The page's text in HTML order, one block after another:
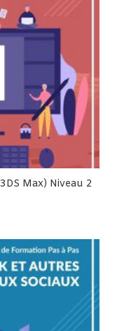
Max) Niveau 2